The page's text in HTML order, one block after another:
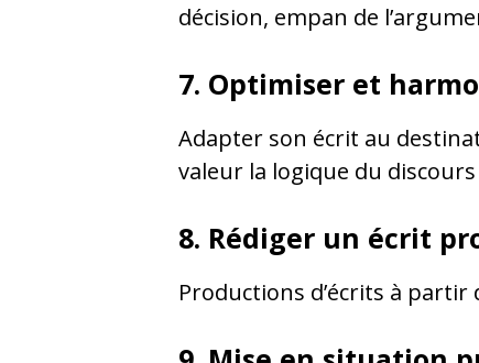
décision, empan de
7. Optimiser et
Adapter son écrit au
valeur la logique du discours
8. Rédiger un écrit
Productions d’écrits à